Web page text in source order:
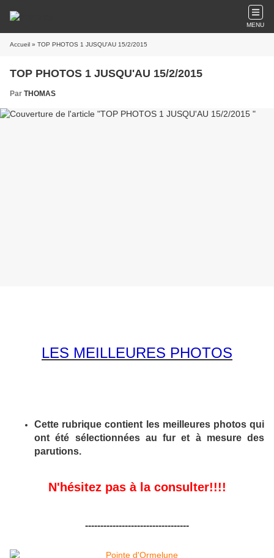
MENU
Accueil » TOP PHOTOS 1 JUSQU'AU 15/2/2015
TOP PHOTOS 1 JUSQU'AU 15/2/2015
Par THOMAS
LES MEILLEURES PHOTOS
Cette rubrique contient les meilleures photos qui
ont été sélectionnées au fur et à mesure des
parutions.
N'hésitez pas à la consulter!!!!
----------------------------------